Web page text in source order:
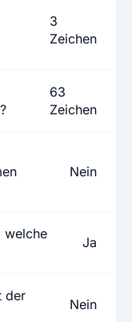
3
Zeichen
63
Zeichen
Nein
welche
Ja
der
Nein